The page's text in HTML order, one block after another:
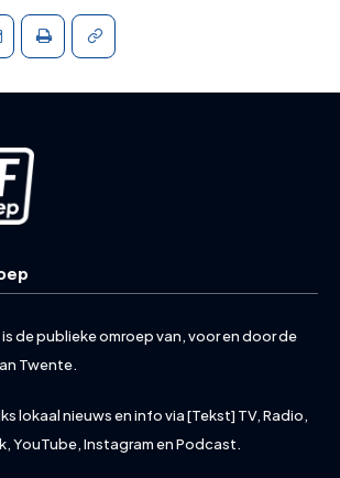
de publieke omroep van, voor en door de
Twente.
lokaal nieuws en info via [Tekst] TV, Radio,
YouTube, Instagram en Podcast.